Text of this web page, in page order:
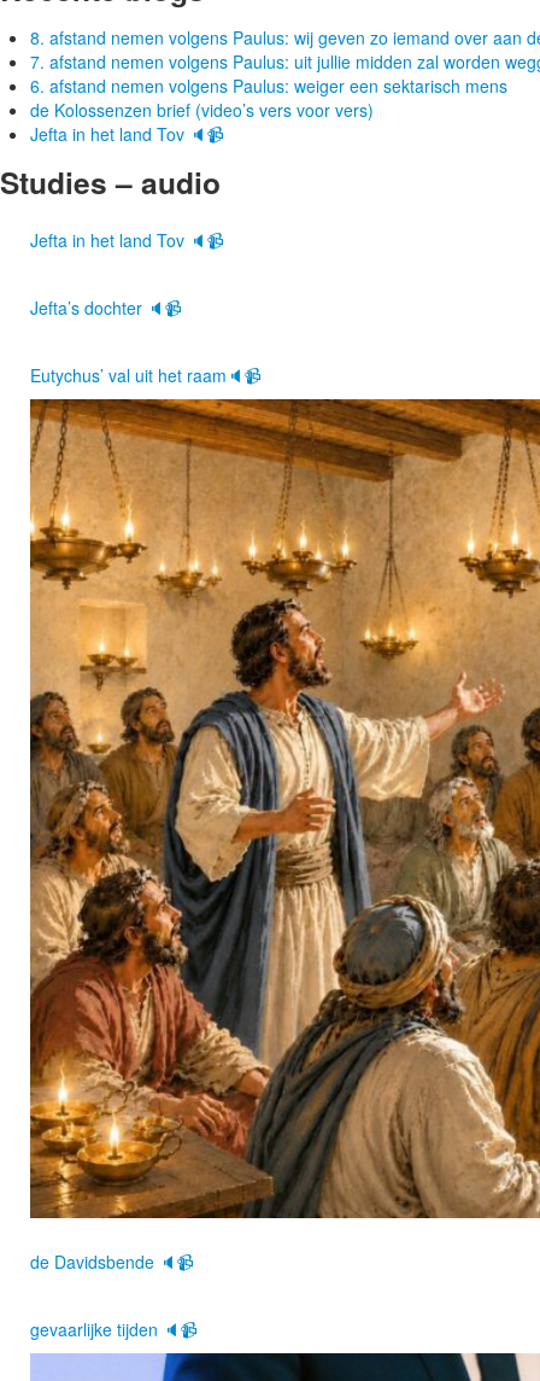
8. afstand nemen volgens Paulus: wij geven zo iemand over aan
7. afstand nemen volgens Paulus: uit jullie midden zal worden
6. afstand nemen volgens Paulus: weiger een sektarisch mens
de Kolossenzen brief (video’s vers voor vers)
Jefta in het land Tov 🔈📹
Studies – audio
Jefta in het land Tov 🔈📹
Jefta’s dochter 🔈📹
Eutychus’ val uit het raam🔈📹
de Davidsbende 🔈📹
gevaarlijke tijden 🔈📹